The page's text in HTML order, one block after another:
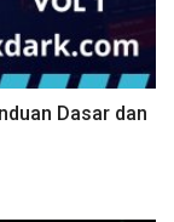
Dasar dan